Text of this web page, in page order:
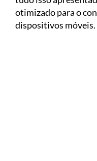
otimizado para o
dispositivos móveis.